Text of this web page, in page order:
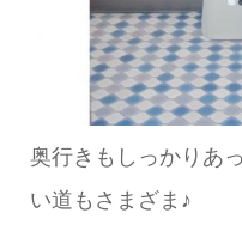
奥行きもしっかりあ
い道もさまざま♪